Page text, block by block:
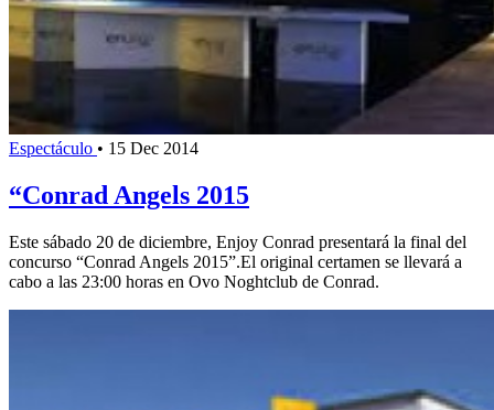
Espectáculo • 15 Dec 2014
“Conrad Angels 2015
Este sábado 20 de diciembre, Enjoy Conrad presentará la final del
concurso “Conrad Angels 2015”.El original certamen se llevará a
cabo a las 23:00 horas en Ovo Noghtclub de Conrad.